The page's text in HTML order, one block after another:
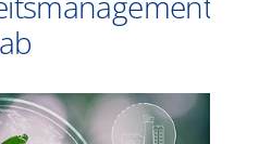
ab